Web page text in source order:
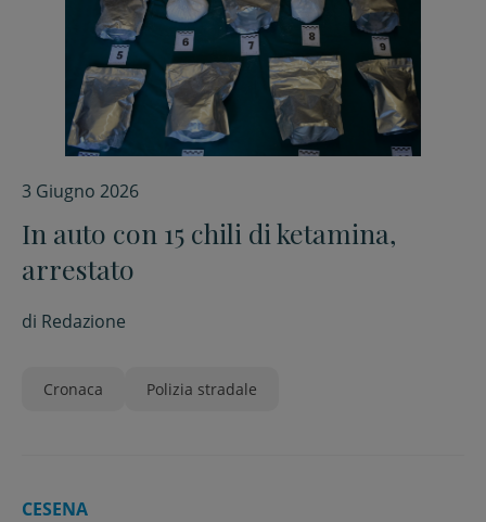
3 Giugno 2026
In auto con 15 chili di ketamina,
arrestato
di Redazione
Cronaca Polizia stradale
CESENA